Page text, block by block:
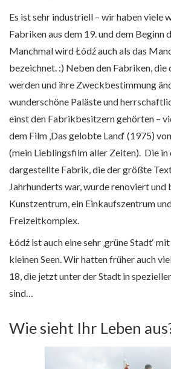
Es ist sehr industriell – wir haben viele
Fabriken aus dem 19. und dem Beginn
Manchmal wird Łódź auch als das
bezeichnet. :) Neben den Fabriken,
werden und ihre Zweckbestimmung
wunderschöne Paläste und
einst den Fabrikbesitzern gehörten –
dem Film ‚Das gelobte Land‘ (1975)
(mein Lieblingsfilm aller Zeiten). Die in
dargestellte Fabrik, die der größte
Jahrhunderts war, wurde renoviert und
Kunstzentrum, ein Einkaufszentrum
Freizeitkomplex.
Łódź ist auch eine sehr ‚grüne Stadt‘
kleinen Seen. Wir hatten früher auch
18, die jetzt unter der Stadt in
sind…
Wie sieht Ihr Leben